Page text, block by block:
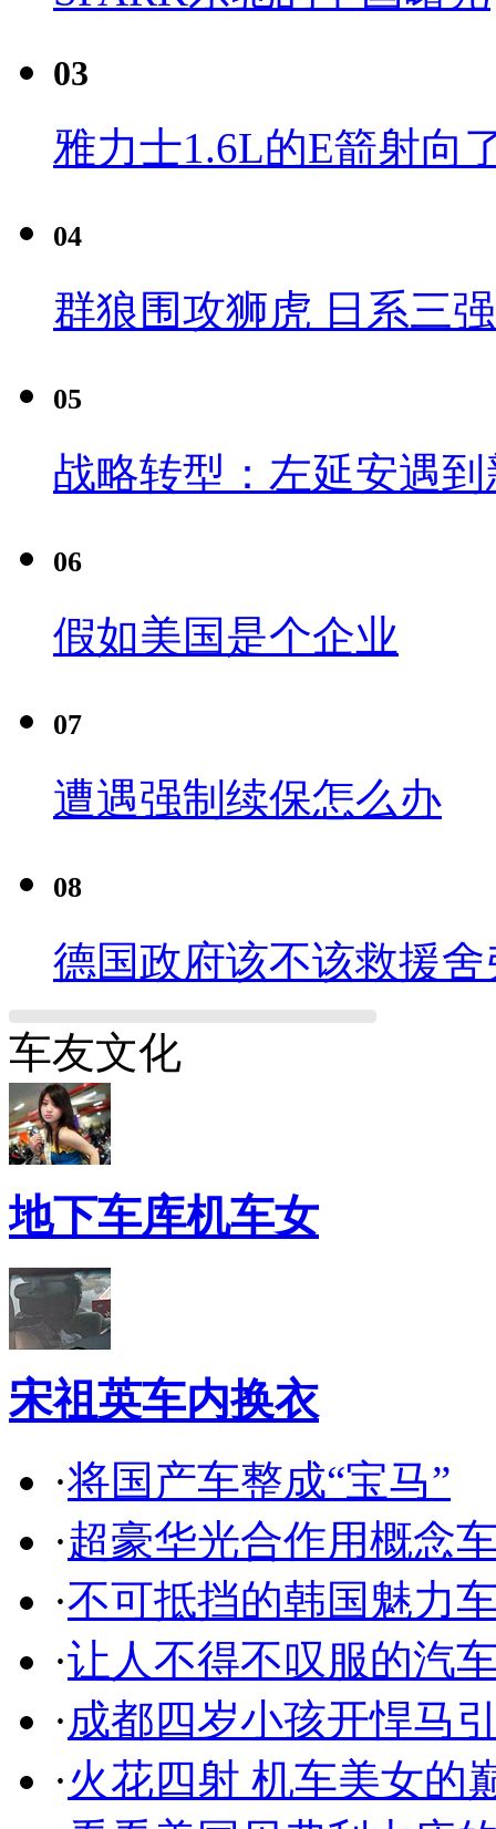
03
雅力士1.6L的E箭射向
04
群狼围攻狮虎 日系三
05
战略转型：左延安遇
06
假如美国是个企业
07
遭遇强制续保怎么办
08
德国政府该不该救援舍
车友文化
地下车库机车女
宋祖英车内换衣
·将国产车整成“宝马”
·超豪华光合作用概念
·不可抵挡的韩国魅力
·让人不得不叹服的汽
·成都四岁小孩开悍马
·火花四射 机车美女的